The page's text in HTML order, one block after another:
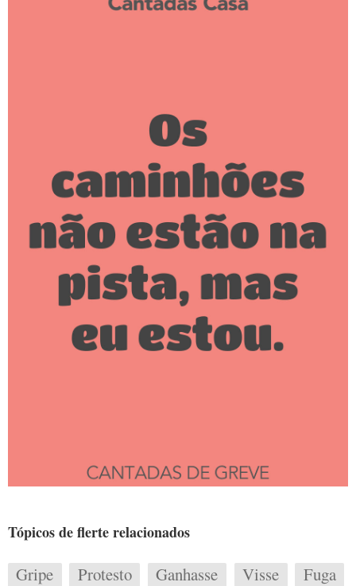
Tópicos de flerte relacionados
Gripe Protesto Ganhasse Visse
Fuga